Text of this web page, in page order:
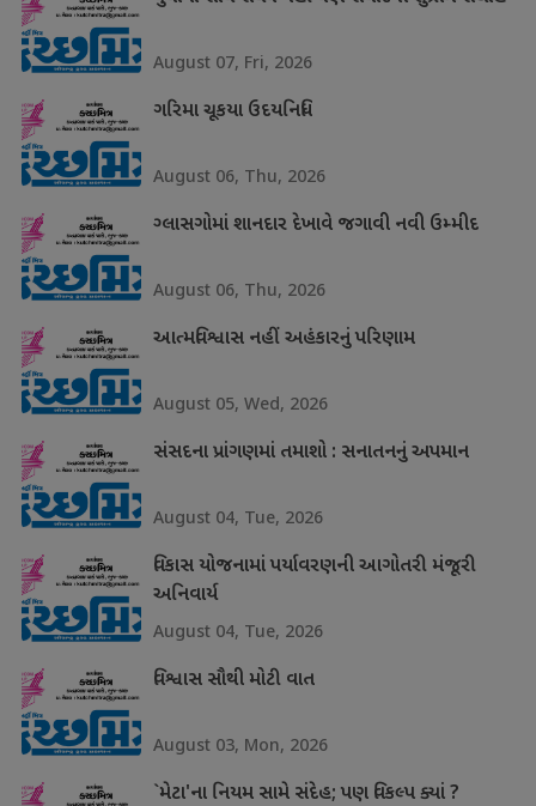
August 07, Fri, 2026
ગરિમા ચૂકયા ઉદયનિધિ
August 06, Thu, 2026
ગ્લાસગોમાં શાનદાર દેખાવે જગાવી નવી ઉમ્મીદ
August 06, Thu, 2026
આત્મવિશ્વાસ નહીં અહંકારનું પરિણામ
August 05, Wed, 2026
સંસદના પ્રાંગણમાં તમાશો : સનાતનનું અપમાન
August 04, Tue, 2026
વિકાસ યોજનામાં પર્યાવરણની આગોતરી મંજૂરી
અનિવાર્ય
August 04, Tue, 2026
વિશ્વાસ સૌથી મોટી વાત
August 03, Mon, 2026
`મેટા'ના નિયમ સામે સંદેહ; પણ વિકલ્પ ક્યાં ?